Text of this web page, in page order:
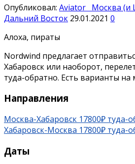
Опубликовал: Aviator Москва (и
Дальний Восток 29.01.2021 0
Алоха, пираты
Nordwind предлагает
Хабаровск или наоборот,
туда-обратно. Есть варианты на
Направления
Москва-Хабаровск 17800₽ туда-
Хабаровск-Москва 17800₽ туда-
Даты